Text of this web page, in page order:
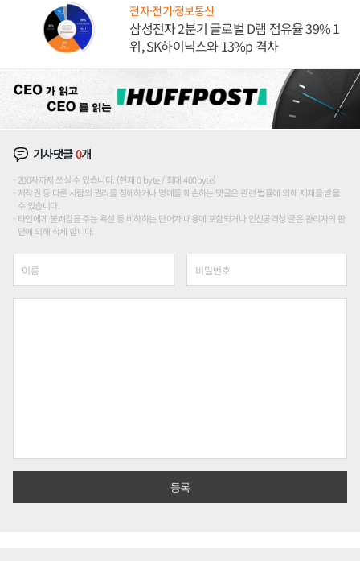
전자·전기·정보통신
삼성전자 2분기 글로벌 D램 점유율 39% 1
위, SK하이닉스와 13%p 격차
기사댓글0개
200자까지 쓰실 수 있습니다. (현재 0 byte / 최대 400byte)
저작권 등 다른 사람의 권리를 침해하거나 명예를 훼손하는 댓글은 관련 법률에 의해 제재를 받을
수 있습니다.
타인에게 불쾌감을 주는 욕설 등 비하하는 단어가 내용에 포함되거나 인신공격성 글은 관리자의 판
단에 의해 삭제 합니다.